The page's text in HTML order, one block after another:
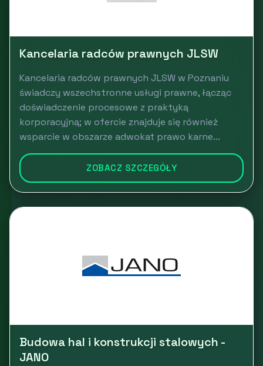
Kancelaria radców prawnych JLSW
Kancelaria radców prawnych JLSW w Poznaniu
świadczy wszechstronne usługi prawne, łącząc
doświadczenie procesowe z praktyką
korporacyjną; w ofercie znajduje się również
wsparcie w obszarze adwokat prawo karne...
ZOBACZ SZCZEGÓŁY
Budowa hal i konstrukcji stalowych -
JANO